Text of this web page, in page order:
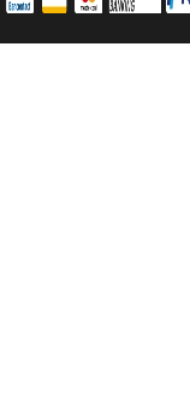
Verzending